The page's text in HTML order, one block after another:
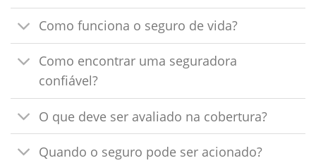
Como funciona o seguro de vida?
Como encontrar uma seguradora
confiável?
O que deve ser avaliado na cobertura?
Quando o seguro pode ser acionado?